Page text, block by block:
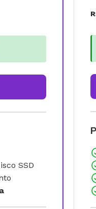
SSD